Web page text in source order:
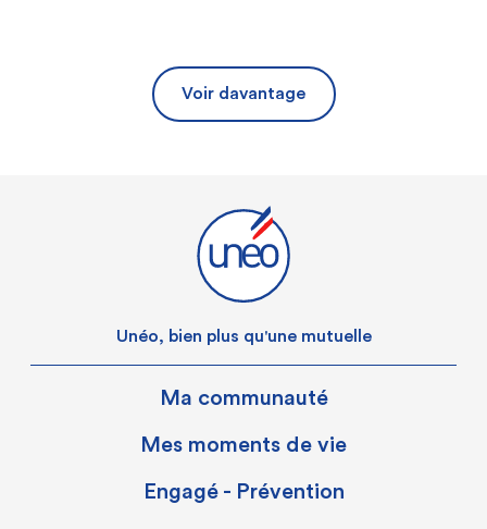
Voir davantage
Unéo, bien plus qu'une mutuelle
Ma communauté
Mes moments de vie
Engagé - Prévention